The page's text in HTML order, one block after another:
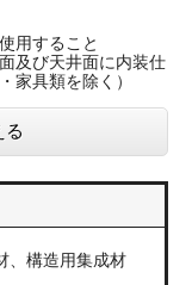
用すること
及び天井面に内装仕
家具類を除く）
る
、構造用集成材